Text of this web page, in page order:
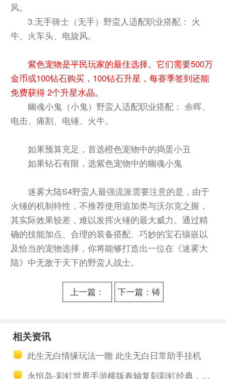
风。
3.无手骑士（无手）野蛮人适配职业搭配： 火
牛、火车头、电旋风。
紫色宠物是平民玩家的最佳选择。它们需要500万
金币或100钻石购买，100钻石升星，每赛季签到还能
免费获得 2个升星水晶。
幽魂小鬼（小鬼）野蛮人适配职业搭配： 余晖、
电击、痛割、电锤、火牛。
如果预算充足，首选橙色宠物中的捣蛋小丑
如果钻石有限，选紫色宠物中的幽魂小鬼
迷雾大陆S4野蛮人最强流派需要注意的是，由于
火锤的机制特性，不推荐使用追加类与沃尔克之握，
其实际效果较差，难以发挥火锤的最大威力。通过精
确的技能加点、合理的装备搭配、巧妙的宝石镶嵌以
及恰当的宠物选择，你将能够打造出一位在《迷雾大
陆》中无敌于天下的野蛮人战士。
上一篇：
下一篇：铸
相关资讯
此生无白情缘玩法一瞻 此生无白日常助手挂机
永恒岛-彩虹世界手游横版卷轴复刻彩虹经典，多多云手机升级搬砖攻略盘点